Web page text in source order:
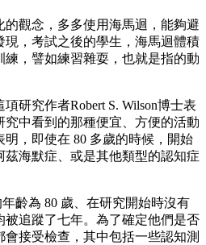
的觀念，多多使用海馬迴，能夠避
現，考試之後的學生，海馬迴體積
，譬如練習雜耍，也就是指的動
研究作者Robert S. Wilson博士表
中看到的那種便宜、方便的活動
，即使在 80 多歲的時候，開始
海默症、或是其他類型的認知症
齡為 80 歲、在研究開始時沒有
被追蹤了七年。為了確定他們是否
接受檢查，其中包括一些認知測